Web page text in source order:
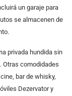
un garaje para
se almacenen de
privada hundida sin
Otras comodidades
bar de whisky,
Dezervator y